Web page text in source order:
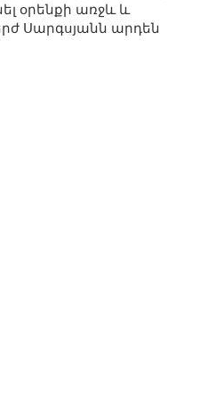
օրենքի առջև և
Սարգսյանն արդեն